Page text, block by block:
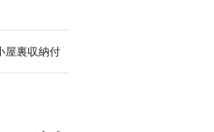
屋裏収納付